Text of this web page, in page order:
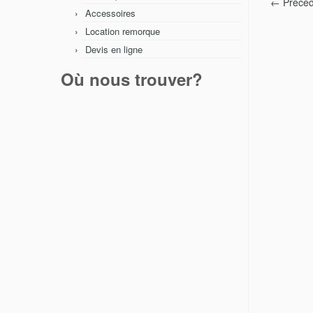
Accessoires
Location remorque
Devis en ligne
Où nous trouver?